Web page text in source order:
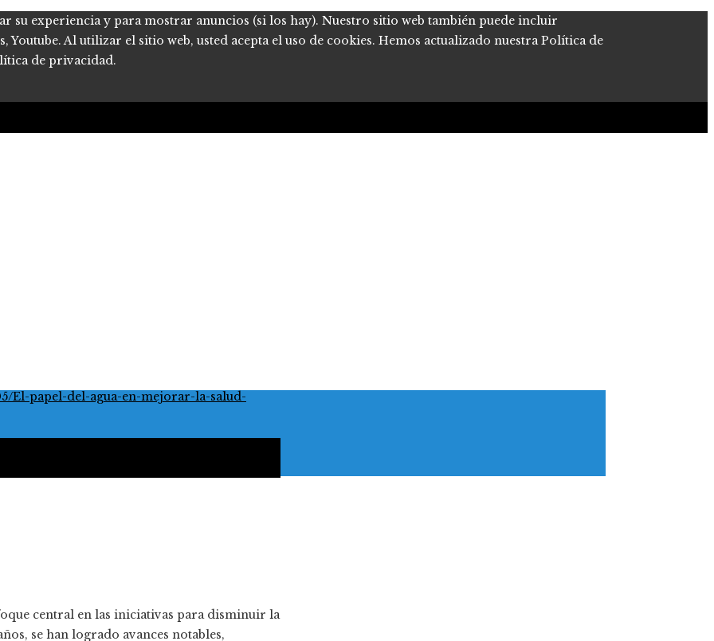
su experiencia y para mostrar anuncios (si los hay). Nuestro sitio web también puede incluir
Al utilizar el sitio web, usted acepta el uso de cookies. Hemos actualizado nuestra Política de
de privacidad.
central en las iniciativas para disminuir la
se han logrado avances notables,